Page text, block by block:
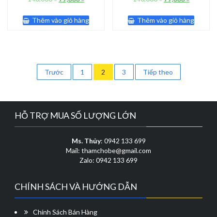
là:
140,000 ₫.
tại
là:
Thêm vào giỏ hàng
là:
140,000 ₫.
tại
là:
Thêm vào giỏ hàng
Phân
bài
viết
Trước 1 2 3 Tiếp theo
HỖ TRỢ MUA SỐ LƯỢNG LỚN
Ms. Thủy: 0942 133 699
Mail: thamchobe@gmail.com
Zalo: 0942 133 699
CHÍNH SÁCH VÀ HƯỚNG DẪN
Chính Sách Bán Hàng